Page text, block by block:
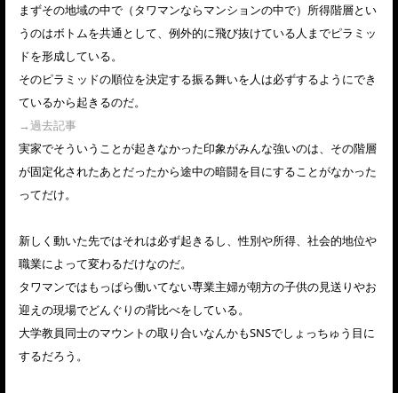
まずその地域の中で（タワマンならマンションの中で）所得階層とい
うのはボトムを共通として、例外的に飛び抜けている人までピラミッ
ドを形成している。
そのピラミッドの順位を決定する振る舞いを人は必ずするようにでき
ているから起きるのだ。
→過去記事
実家でそういうことが起きなかった印象がみんな強いのは、その階層
が固定化されたあとだったから途中の暗闘を目にすることがなかった
ってだけ。
新しく動いた先ではそれは必ず起きるし、性別や所得、社会的地位や
職業によって変わるだけなのだ。
タワマンではもっぱら働いてない専業主婦が朝方の子供の見送りやお
迎えの現場でどんぐりの背比べをしている。
大学教員同士のマウントの取り合いなんかもSNSでしょっちゅう目に
するだろう。